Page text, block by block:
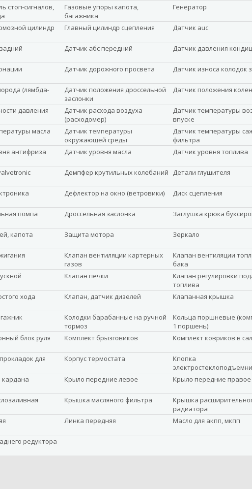
стоп-сигналов,
Газовые упоры капота,
багажника
Генератор
цилиндр Главный цилиндр сцепления Датчик auc
Датчик абс передний Датчик давления
Датчик дорожного просвета Датчик износа колодок
(лямбда-
Датчик положения дроссельной
заслонки
Датчик положения
давления
Датчик расхода воздуха
(расходомер)
Датчик температуры
впуске
масла
Датчик температуры
окружающей среды
Датчик температуры
фильтра
антифриза Датчик уровня масла Датчик уровня топлива
Демпфер крутильных колебаний Детали глушителя
Дефлектор на окно (ветровики) Диск сцепления
помпа Дроссельная заслонка Заглушка крюка
капота Защита мотора Зеркало
Клапан вентиляции картерных
газов
Клапан вентиляции
бака
Клапан печки
Клапан регулировки
топлива
хода
Клапан, датчик дизелей Клапанная крышка
Колодки барабанные на ручной
тормоз
Кольца поршневые
1 поршень)
блок руля Комплект брызговиков Комплект ковриков в
для
Корпус термостата
Кпопка
кардана Крыло передние левое Крыло передние правое
Крышка масляного фильтра
Крышка
радиатора
Линка передняя Масло для акпп, мкпп
редуктора